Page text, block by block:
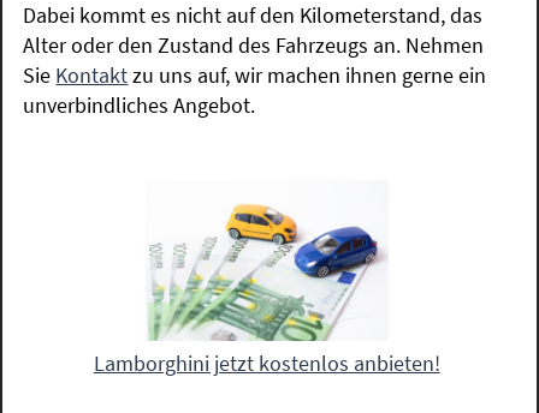
Dabei kommt es nicht auf den Kilometerstand, das
Alter oder den Zustand des Fahrzeugs an. Nehmen
Sie Kontaktzu uns auf, wir machen ihnen gerne ein
unverbindliches Angebot.
Lamborghini jetzt kostenlos anbieten!